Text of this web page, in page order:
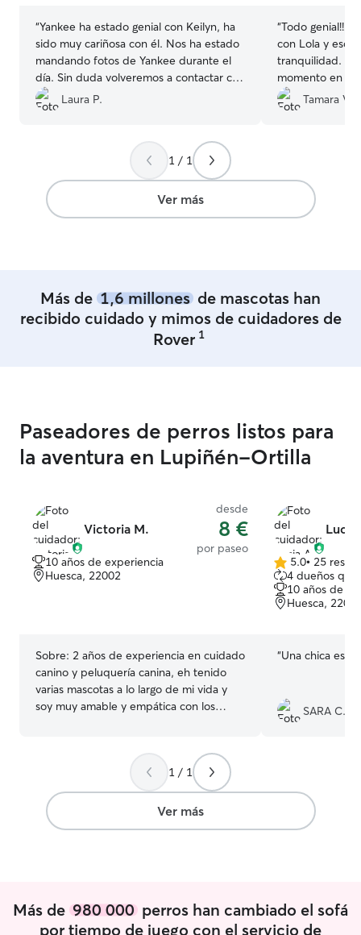
“Yankee ha estado genial con Keilyn, ha
sido muy cariñosa con él. Nos ha estado
mandando fotos de Yankee durante el
día. Sin duda volveremos a contactar con
ella si volvemos!
Laura P.
“Todo genial!!!
con Lola y eso
tranquilidad.
momento en
fue contando
muchísimo la
Tamara V.
1 / 1
Ver más
Más de 1,6 millones de mascotas han
recibido cuidado y mimos de cuidadores de
Rover 1
Paseadores de perros listos para
la aventura en Lupiñén-Ortilla
Victoria M.
desde
8 €
por paseo
10 años de experiencia
Huesca, 22002
Sobre: 2 años de experiencia en cuidado
canino y peluquería canina, eh tenido
varias mascotas a lo largo de mi vida y
soy muy amable y empática con los
animales son la mejor compañía Me
encantan los gatos y perritos los cuidare
con mucho cariño, sus sueños pueden
tener la seguridad que están confiando a
Lucia
5.0
de
5
estrellas
5.0• 25
4 dueños
10 años de
Huesca,
“Una chica
SARA C.
1 / 1
Ver más
Más de 980 000 perros han cambiado el sofá
por tiempo de juego con el servicio de